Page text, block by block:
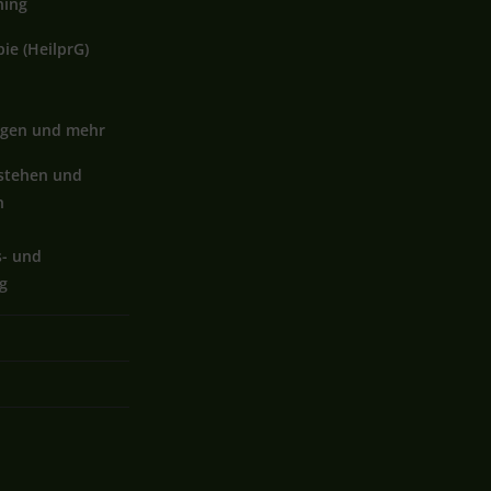
(HeilprG)
und mehr
und
und